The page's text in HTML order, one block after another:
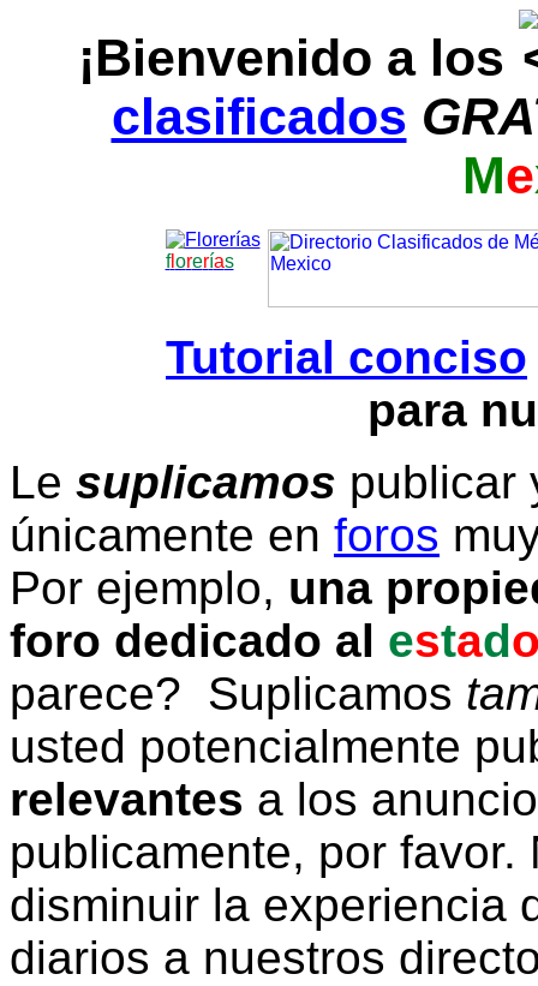
¡Bienvenido a los
clasificados
Me
florerías
Tutorial conciso
para
Le suplicamos publicar
únicamente en foros
Por ejemplo, una
foro dedicado al estad
parece? Suplicamos
usted potencialmente
relevantes a los
publicamente, por
disminuir la experiencia
diarios a nuestros